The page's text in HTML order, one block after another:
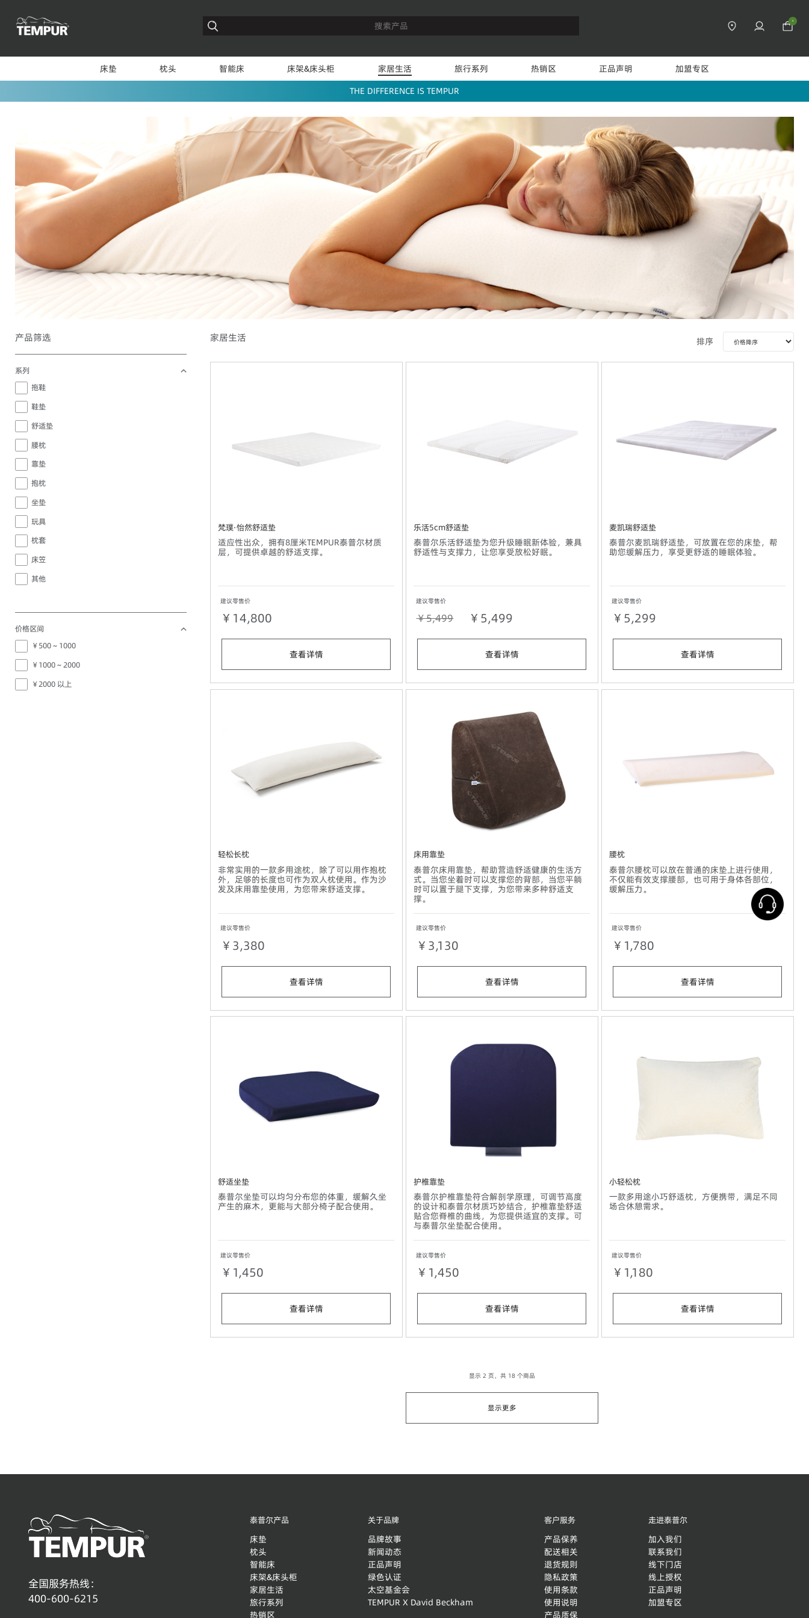
0
床垫 枕头 智能床 床架&床头柜 家居生活 旅行系列 热销区 正品声明
加盟专区
THE DIFFERENCE IS TEMPUR
产品筛选
系列
拖鞋
鞋垫
舒适垫
腰枕
靠垫
抱枕
坐垫
玩具
枕套
床笠
其他
价格区间
￥500 ~ 1000
￥1000 ~ 2000
￥2000 以上
家居生活 排序
梵璞·怡然舒适垫
适应性出众，拥有8厘米TEMPUR泰普尔材质
层，可提供卓越的舒适支撑。
建议零售价
￥14,800
查看详情
乐活5cm舒适垫
泰普尔乐活舒适垫为您升级睡眠新体验，兼具
舒适性与支撑力，让您享受放松好眠。
建议零售价
￥5,499 ￥5,499
查看详情
麦凯瑞舒适垫
泰普尔麦凯瑞舒适垫，可放置在您的床垫，帮
助您缓解压力，享受更舒适的睡眠体验。
建议零售价
￥5,299
查看详情
轻松长枕
非常实用的一款多用途枕，除了可以用作抱枕
外，足够的长度也可作为双人枕使用。作为沙
发及床用靠垫使用，为您带来舒适支撑。
建议零售价
￥3,380
查看详情
床用靠垫
泰普尔床用靠垫，帮助营造舒适健康的生活方
式。当您坐着时可以支撑您的背部，当您平躺
时可以置于腿下支撑，为您带来多种舒适支
撑。
建议零售价
￥3,130
查看详情
腰枕
泰普尔腰枕可以放在普通的床垫上进行使用，
不仅能有效支撑腰部，也可用于身体各部位，
缓解压力。
建议零售价
￥1,780
查看详情
舒适坐垫
泰普尔坐垫可以均匀分布您的体重，缓解久坐
产生的麻木，更能与大部分椅子配合使用。
建议零售价
￥1,450
查看详情
护椎靠垫
泰普尔护椎靠垫符合解剖学原理，可调节高度
的设计和泰普尔材质巧妙结合，护椎靠垫舒适
贴合您脊椎的曲线，为您提供适宜的支撑。可
与泰普尔坐垫配合使用。
建议零售价
￥1,450
查看详情
小轻松枕
一款多用途小巧舒适枕，方便携带，满足不同
场合休憩需求。
建议零售价
￥1,180
查看详情
显示 2 页，共 18 个商品
显示更多
全国服务热线：
400-600-6215
泰普尔产品
床垫
枕头
智能床
床架&床头柜
家居生活
旅行系列
热销区
关于品牌
品牌故事
新闻动态
正品声明
绿色认证
太空基金会
TEMPUR X David Beckham
客户服务
产品保养
配送相关
退货规则
隐私政策
使用条款
使用说明
产品质保
走进泰普尔
加入我们
联系我们
线下门店
线上授权
正品声明
加盟专区